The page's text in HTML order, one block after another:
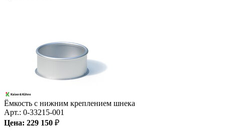
Ёмкость с нижним креплением шнека
Арт.: 0-33215-001
Цена: 229 150 ₽